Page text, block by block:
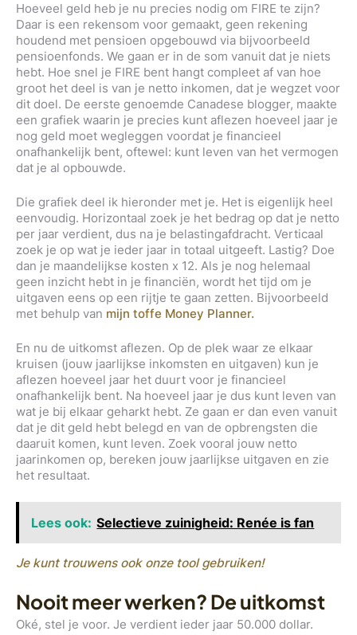
Hoeveel geld heb je nu precies nodig om FIRE te zijn?
Daar is een rekensom voor gemaakt, geen rekening
houdend met pensioen opgebouwd via bijvoorbeeld
pensioenfonds. We gaan er in de som vanuit dat je niets
hebt. Hoe snel je FIRE bent hangt compleet af van hoe
groot het deel is van je netto inkomen, dat je wegzet voor
dit doel. De eerste genoemde Canadese blogger, maakte
een grafiek waarin je precies kunt aflezen hoeveel jaar je
nog geld moet wegleggen voordat je financieel
onafhankelijk bent, oftewel: kunt leven van het vermogen
dat je al opbouwde.
Die grafiek deel ik hieronder met je. Het is eigenlijk heel
eenvoudig. Horizontaal zoek je het bedrag op dat je netto
per jaar verdient, dus na je belastingafdracht. Verticaal
zoek je op wat je ieder jaar in totaal uitgeeft. Lastig? Doe
dan je maandelijkse kosten x 12. Als je nog helemaal
geen inzicht hebt in je financiën, wordt het tijd om je
uitgaven eens op een rijtje te gaan zetten. Bijvoorbeeld
met behulp van mijn toffe Money Planner.
En nu de uitkomst aflezen. Op de plek waar ze elkaar
kruisen (jouw jaarlijkse inkomsten en uitgaven) kun je
aflezen hoeveel jaar het duurt voor je financieel
onafhankelijk bent. Na hoeveel jaar je dus kunt leven van
wat je bij elkaar geharkt hebt. Ze gaan er dan even vanuit
dat je dit geld hebt belegd en van de opbrengsten die
daaruit komen, kunt leven. Zoek vooral jouw netto
jaarinkomen op, bereken jouw jaarlijkse uitgaven en zie
het resultaat.
Lees ook: Selectieve zuinigheid: Renée is fan
Je kunt trouwens ook onze tool gebruiken!
Nooit meer werken? De uitkomst
Oké, stel je voor. Je verdient ieder jaar 50.000 dollar.